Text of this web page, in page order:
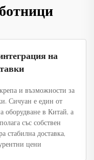
на
и възможности за
Сичуан е един от
оборудване в Китай, а
със собствен
стабилна доставка,
цени